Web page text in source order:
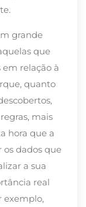
grande
que
relação à
quanto
mais
hora que a
dados que
a sua
real
exemplo,